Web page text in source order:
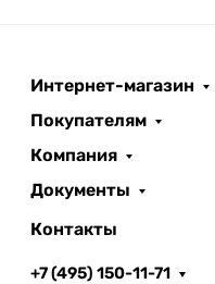
Интернет-магазин
Покупателям
Компания
Документы
Контакты
+7 (495) 150-11-71